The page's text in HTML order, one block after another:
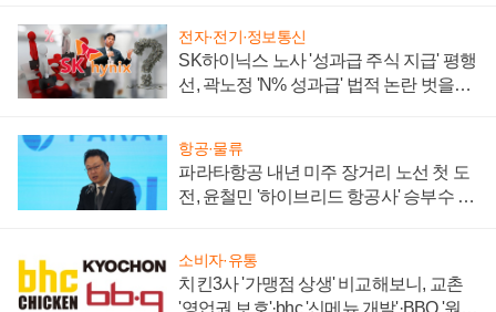
전자·전기·정보통신
SK하이닉스 노사 '성과급 주식 지급' 평행
선, 곽노정 'N% 성과급' 법적 논란 벗을지
항공·물류
파라타항공 내년 미주 장거리 노선 첫 도
전, 윤철민 '하이브리드 항공사' 승부수 통
소비자·유통
치킨3사 '가맹점 상생' 비교해보니, 교촌
'영업권 보호'·bhc '신메뉴 개발'·BBQ '원가